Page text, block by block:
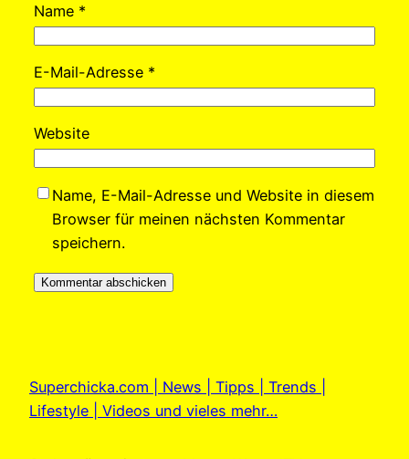
Name *
E-Mail-Adresse *
Website
Name, E-Mail-Adresse und Website in diesem
Browser für meinen nächsten Kommentar
speichern.
Superchicka.com | News | Tipps | Trends |
Lifestyle | Videos und vieles mehr…